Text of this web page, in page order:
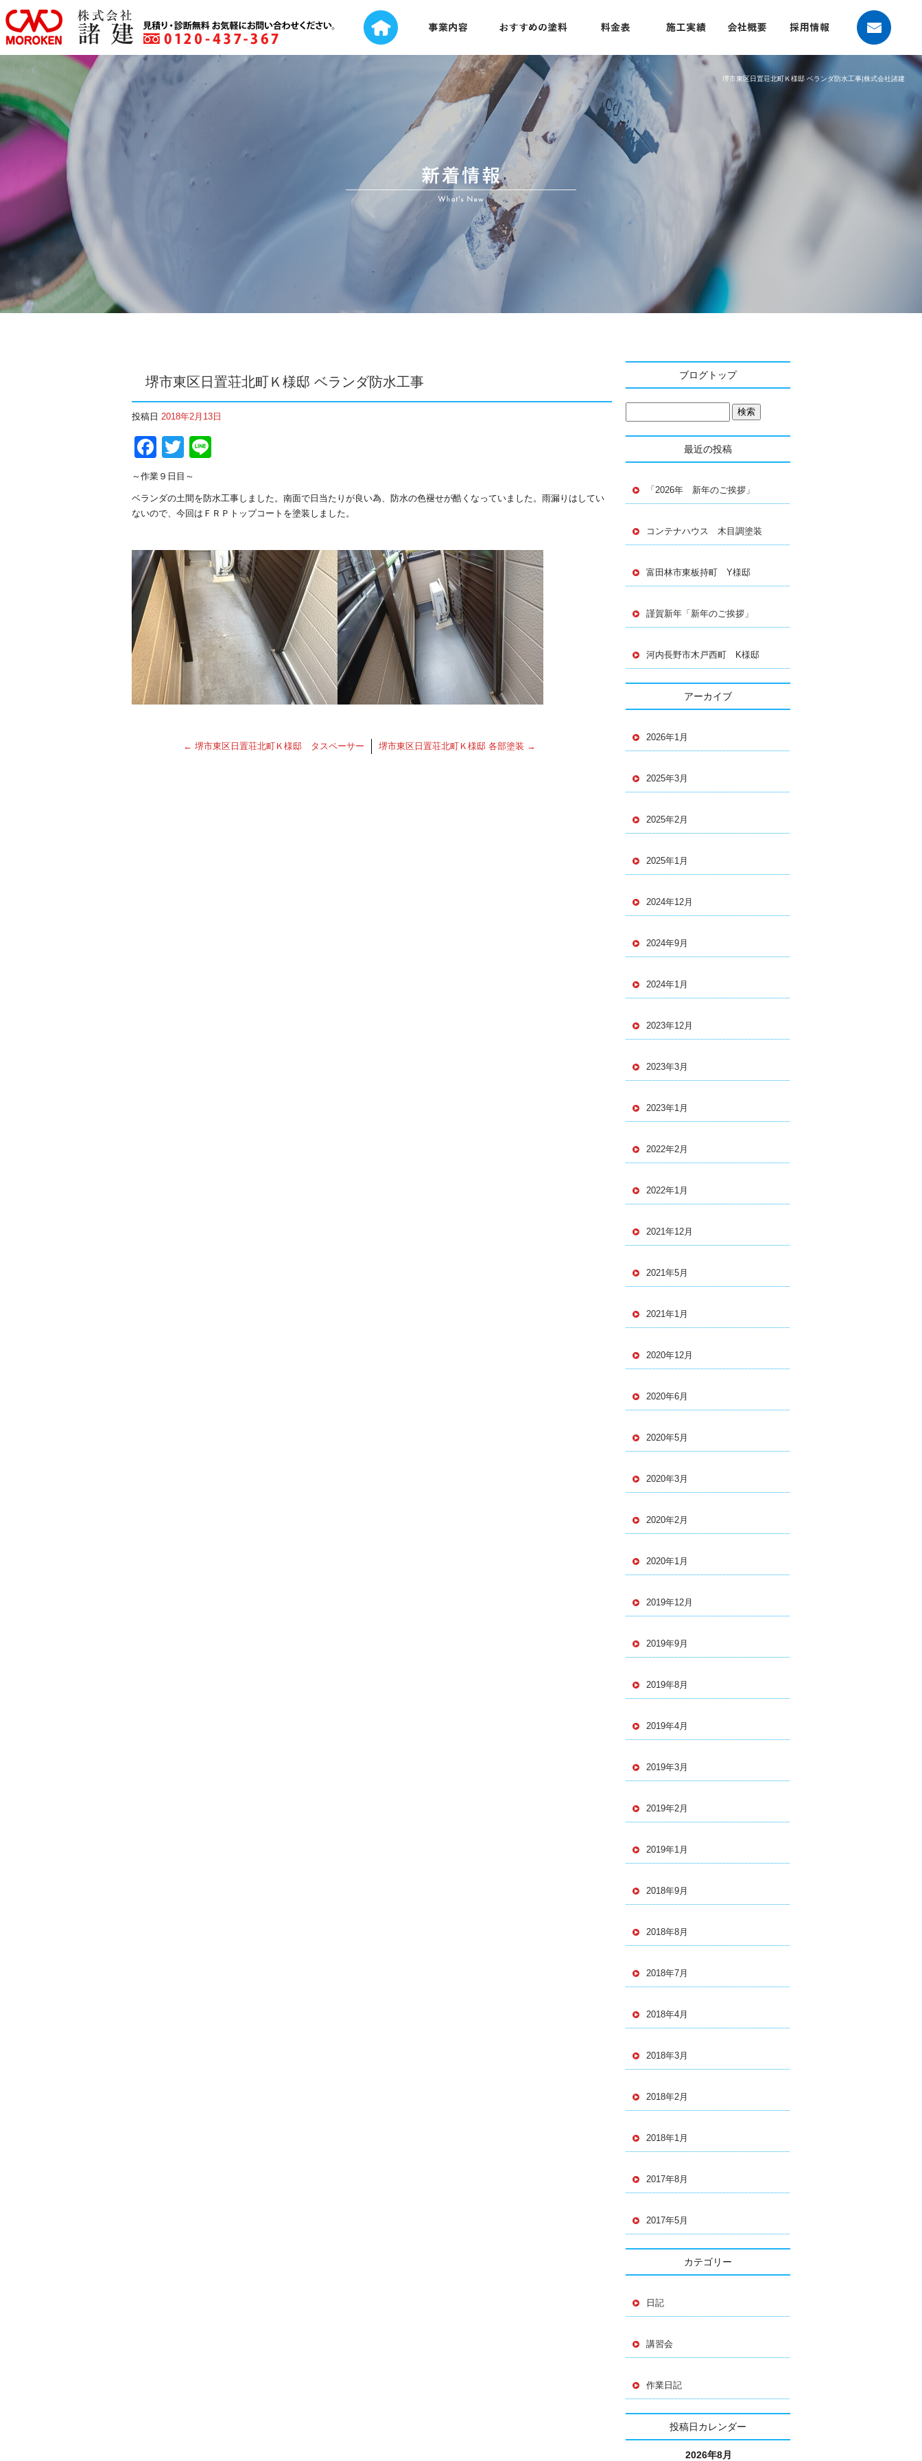
堺市東区日置荘北町Ｋ様邸 ベランダ防水工事|株式会社諸建
堺市東区日置荘北町Ｋ様邸 ベランダ防水工事
投稿日 2018年2月13日
Facebook
Twitter
～作業９日目～
ベランダの土間を防水工事しました。南面で日当たりが良い為、防水の色褪せが酷くなっていました。雨漏りはしてい
ないので、今回はＦＲＰトップコートを塗装しました。
← 堺市東区日置荘北町Ｋ様邸 タスペーサー 堺市東区日置荘北町Ｋ様邸 各部塗装 →
ブログトップ
最近の投稿
「2026年 新年のご挨拶」
コンテナハウス 木目調塗装
富田林市東板持町 Y様邸
謹賀新年「新年のご挨拶」
河内長野市木戸西町 K様邸
アーカイブ
2026年1月
2025年3月
2025年2月
2025年1月
2024年12月
2024年9月
2024年1月
2023年12月
2023年3月
2023年1月
2022年2月
2022年1月
2021年12月
2021年5月
2021年1月
2020年12月
2020年6月
2020年5月
2020年3月
2020年2月
2020年1月
2019年12月
2019年9月
2019年8月
2019年4月
2019年3月
2019年2月
2019年1月
2018年9月
2018年8月
2018年7月
2018年4月
2018年3月
2018年2月
2018年1月
2017年8月
2017年5月
カテゴリー
日記
講習会
作業日記
投稿日カレンダー
2026年8月